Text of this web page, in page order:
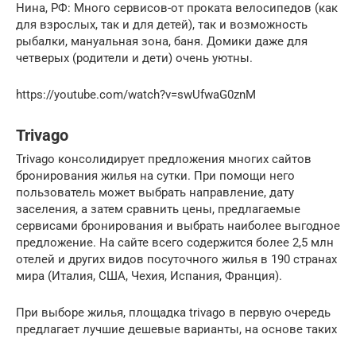
Нина, РФ: Много сервисов-от проката велосипедов (как
для взрослых, так и для детей), так и возможность
рыбалки, мануальная зона, баня. Домики даже для
четверых (родители и дети) очень уютны.
https://youtube.com/watch?v=swUfwaG0znM
Trivago
Trivago консолидирует предложения многих сайтов
бронирования жилья на сутки. При помощи него
пользователь может выбрать направление, дату
заселения, а затем сравнить цены, предлагаемые
сервисами бронирования и выбрать наиболее выгодное
предложение. На сайте всего содержится более 2,5 млн
отелей и других видов посуточного жилья в 190 странах
мира (Италия, США, Чехия, Испания, Франция).
При выборе жилья, площадка trivago в первую очередь
предлагает лучшие дешевые варианты, на основе таких